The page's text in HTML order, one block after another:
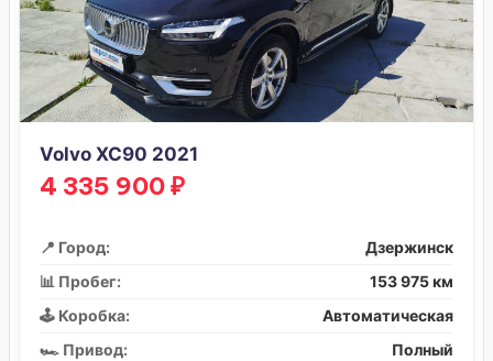
Volvo XC90 2021
4 335 900 ₽
📍 Город:
Дзержинск
📊 Пробег:
153 975 км
🕹️ Коробка:
Автоматическая
🏎️ Привод:
Полный